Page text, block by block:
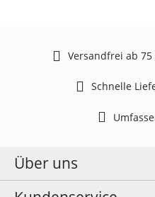
Versandfrei ab
Schnelle
Über uns